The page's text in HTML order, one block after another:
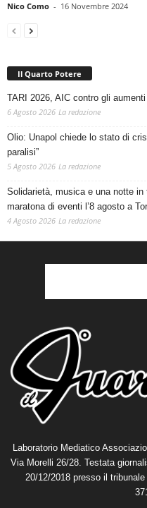
Nico Como - 16 Novembre 2024
Il Quarto Potere
TARI 2026, AIC contro gli
6 Agosto 2026 La redazione
Olio: Unapol chiede lo stato di
paralisi”
5 Agosto 2026 La redazione
Solidarietà, musica e una notte
maratona di eventi l’8 agosto a
4 Agosto 2026 La redazione
Laboratorio Mediatico
Via Morelli 26/28. Testata
20/12/2018 presso il